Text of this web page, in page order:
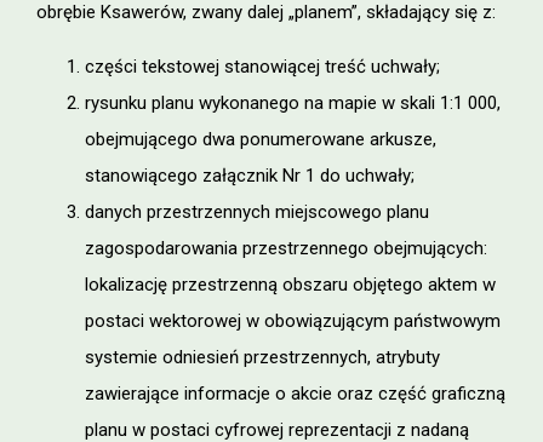
obrębie Ksawerów, zwany dalej „planem”, składający się z:
części tekstowej stanowiącej treść uchwały;
rysunku planu wykonanego na mapie w skali 1:1 000,
obejmującego dwa ponumerowane arkusze,
stanowiącego załącznik Nr 1 do uchwały;
danych przestrzennych miejscowego planu
zagospodarowania przestrzennego obejmujących:
lokalizację przestrzenną obszaru objętego aktem w
postaci wektorowej w obowiązującym państwowym
systemie odniesień przestrzennych, atrybuty
zawierające informacje o akcie oraz część graficzną
planu w postaci cyfrowej reprezentacji z nadaną